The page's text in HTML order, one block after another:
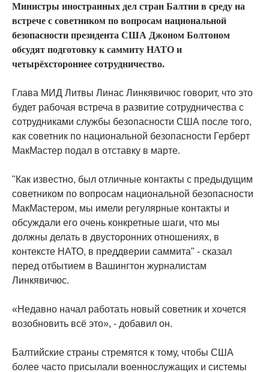
Министры иностранных дел стран Балтии в среду на
встрече с советником по вопросам национальной
безопасности президента США Джоном Болтоном
обсудят подготовку к саммиту НАТО и
четырёхстороннее сотрудничество.
Глава МИД Литвы Линас Линкявичюс говорит, что это
будет рабочая встреча в развитие сотрудничества с
сотрудниками службы безопасности США после того,
как советник по национальной безопасности Герберт
МакМастер подал в отставку в марте.
"Как известно, был отличные контакты с предыдущим
советником по вопросам национальной безопасности
МакМастером, мы имели регулярные контакты и
обсуждали его очень конкретные шаги, что мы
должны делать в двусторонних отношениях, в
контексте НАТО, в преддверии саммита" - сказал
перед отбытием в Вашингтон журналистам
Линкявичюс.
«Недавно начал работать новый советник и хочется
возобновить всё это», - добавил он.
Балтийские страны стремятся к тому, чтобы США
более часто присылали военнослужащих и системы